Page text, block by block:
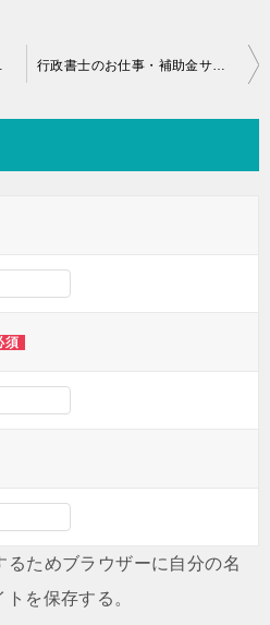
業務③ 行政書士のお仕事・補助金サポート業務⑤
須
るためブラウザーに自分の名
を保存する。